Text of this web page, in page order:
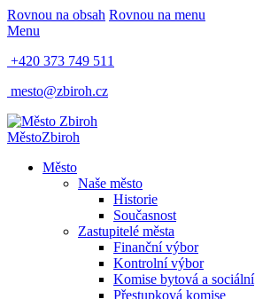
Rovnou na obsah Rovnou na menu
Menu
+420 373 749 511
mesto@zbiroh.cz
MěstoZbiroh
Město
Naše město
Historie
Současnost
Zastupitelé města
Finanční výbor
Kontrolní výbor
Komise bytová a sociální
Přestupková komise